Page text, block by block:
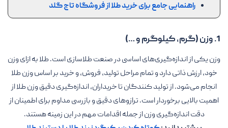
راهنمایی جامع برای خرید طلا از فروشگاه تاج گلد
1. وزن (گرم، کیلوگرم و …)
وزن یکی از اندازه‌گیری‌های اساسی در صنعت طلا‌سازی است. طلا به ازای وزن
خود، ارزش ذاتی دارد و تمام مراحل تولید، فروش، و خرید بر اساس وزن طلا
انجام می‌شود. از تولید کنندگان تا خریداران، اندازه‌گیری دقیق وزن طلا از
اهمیت بالایی برخوردار است. ترازوهای دقیق و بازرسی مداوم برای اطمینان از
دقت اندازه‌گیری وزن از جمله اقدامات مهم در این زمینه هستند.